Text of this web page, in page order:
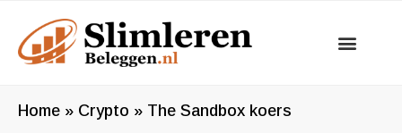
naar
inhoud
Home » Crypto » The Sandbox koers